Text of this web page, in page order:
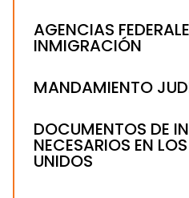
AGENCIAS
INMIGRACIÓN
MANDAMIENTO
DOCUMENTOS DE
NECESARIOS EN
UNIDOS